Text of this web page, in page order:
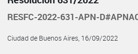
RESFC-2022-631-APN-
Ciudad de Buenos Aires, 16/09/2022